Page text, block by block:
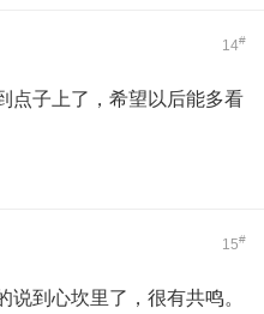
14#
点子上了，希望以后能多看
15#
到心坎里了，很有共鸣。